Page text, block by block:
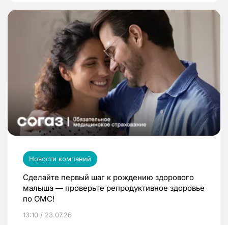
Новости компаний
Сделайте первый шаг к рождению здорового
малыша — проверьте репродуктивное здоровье
по ОМС!
13:10 / 23.07.26